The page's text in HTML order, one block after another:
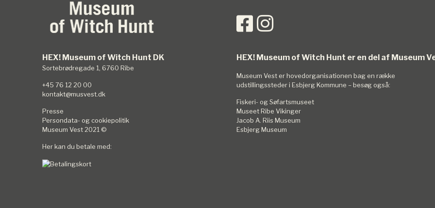
HEX! Museum of Witch Hunt DK
Sortebrødregade 1, 6760 Ribe
+45 76 12 20 00
kontakt@musvest.dk
Presse
Persondata- og cookiepolitik
Museum Vest 2021 ©
Her kan du betale med:
HEX! Museum of Witch Hunt er en del af Museum
Museum Vest er hovedorganisationen bag en række
udstillingssteder i Esbjerg Kommune – besøg også:
Fiskeri- og Søfartsmuseet
Museet Ribe Vikinger
Jacob A. Riis Museum
Esbjerg Museum